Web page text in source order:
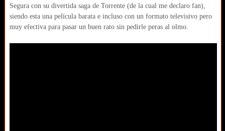
Segura con su divertida saga de Torrente (de la cual me declaro fan),
siendo esta una película barata e incluso con un formato televisivo pero
muy efectiva para pasar un buen rato sin pedirle peras al olmo.